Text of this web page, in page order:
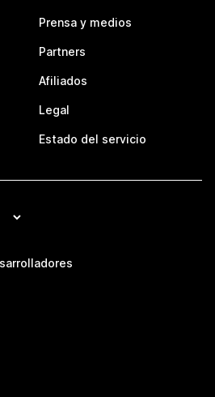
Prensa y medios
Partners
Afiliados
Legal
Estado del servicio